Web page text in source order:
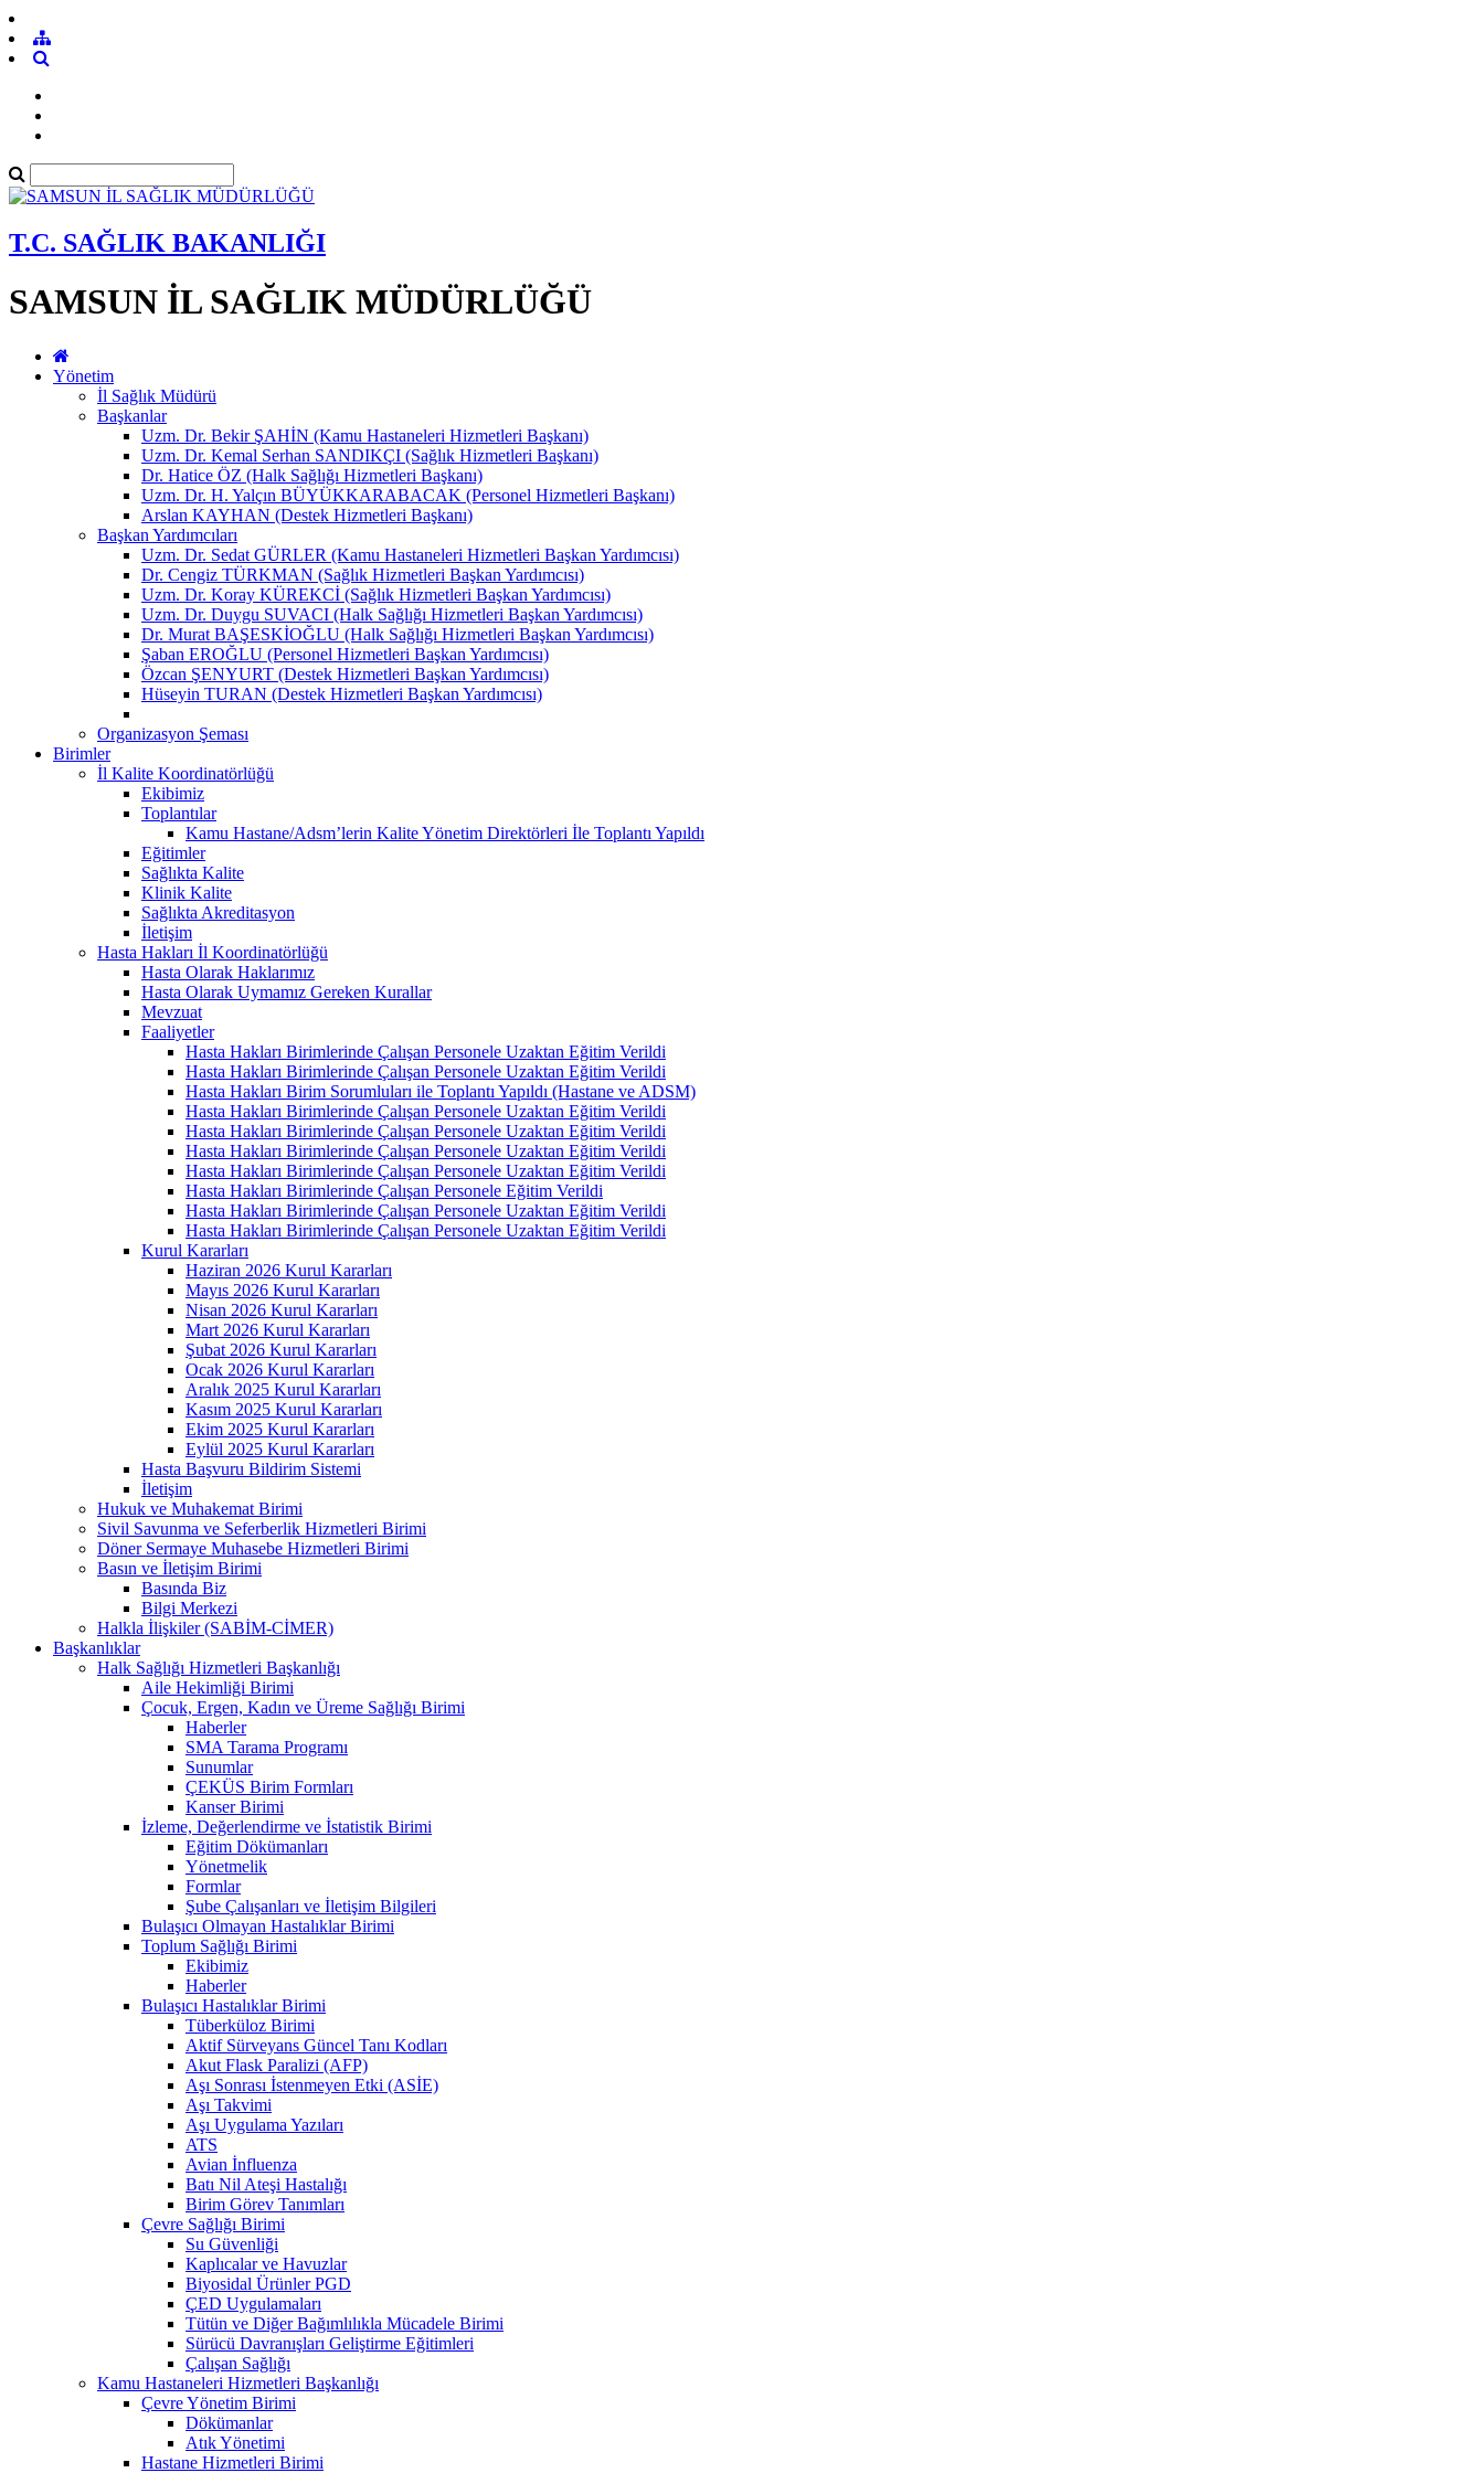
T.C. SAĞLIK BAKANLIĞI
SAMSUN İL SAĞLIK MÜDÜRLÜĞÜ
Yönetim
İl Sağlık Müdürü
Başkanlar
Uzm. Dr. Bekir ŞAHİN (Kamu Hastaneleri Hizmetleri Başkanı)
Uzm. Dr. Kemal Serhan SANDIKÇI (Sağlık Hizmetleri Başkanı)
Dr. Hatice ÖZ (Halk Sağlığı Hizmetleri Başkanı)
Uzm. Dr. H. Yalçın BÜYÜKKARABACAK (Personel Hizmetleri Başkanı)
Arslan KAYHAN (Destek Hizmetleri Başkanı)
Başkan Yardımcıları
Uzm. Dr. Sedat GÜRLER (Kamu Hastaneleri Hizmetleri Başkan Yardımcısı)
Dr. Cengiz TÜRKMAN (Sağlık Hizmetleri Başkan Yardımcısı)
Uzm. Dr. Koray KÜREKCİ (Sağlık Hizmetleri Başkan Yardımcısı)
Uzm. Dr. Duygu SUVACI (Halk Sağlığı Hizmetleri Başkan Yardımcısı)
Dr. Murat BAŞESKİOĞLU (Halk Sağlığı Hizmetleri Başkan Yardımcısı)
Şaban EROĞLU (Personel Hizmetleri Başkan Yardımcısı)
Özcan ŞENYURT (Destek Hizmetleri Başkan Yardımcısı)
Hüseyin TURAN (Destek Hizmetleri Başkan Yardımcısı)
Organizasyon Şeması
Birimler
İl Kalite Koordinatörlüğü
Ekibimiz
Toplantılar
Kamu Hastane/Adsm’lerin Kalite Yönetim Direktörleri İle Toplantı Yapıldı
Eğitimler
Sağlıkta Kalite
Klinik Kalite
Sağlıkta Akreditasyon
İletişim
Hasta Hakları İl Koordinatörlüğü
Hasta Olarak Haklarımız
Hasta Olarak Uymamız Gereken Kurallar
Mevzuat
Faaliyetler
Hasta Hakları Birimlerinde Çalışan Personele Uzaktan Eğitim Verildi
Hasta Hakları Birimlerinde Çalışan Personele Uzaktan Eğitim Verildi
Hasta Hakları Birim Sorumluları ile Toplantı Yapıldı (Hastane ve ADSM)
Hasta Hakları Birimlerinde Çalışan Personele Uzaktan Eğitim Verildi
Hasta Hakları Birimlerinde Çalışan Personele Uzaktan Eğitim Verildi
Hasta Hakları Birimlerinde Çalışan Personele Uzaktan Eğitim Verildi
Hasta Hakları Birimlerinde Çalışan Personele Uzaktan Eğitim Verildi
Hasta Hakları Birimlerinde Çalışan Personele Eğitim Verildi
Hasta Hakları Birimlerinde Çalışan Personele Uzaktan Eğitim Verildi
Hasta Hakları Birimlerinde Çalışan Personele Uzaktan Eğitim Verildi
Kurul Kararları
Haziran 2026 Kurul Kararları
Mayıs 2026 Kurul Kararları
Nisan 2026 Kurul Kararları
Mart 2026 Kurul Kararları
Şubat 2026 Kurul Kararları
Ocak 2026 Kurul Kararları
Aralık 2025 Kurul Kararları
Kasım 2025 Kurul Kararları
Ekim 2025 Kurul Kararları
Eylül 2025 Kurul Kararları
Hasta Başvuru Bildirim Sistemi
İletişim
Hukuk ve Muhakemat Birimi
Sivil Savunma ve Seferberlik Hizmetleri Birimi
Döner Sermaye Muhasebe Hizmetleri Birimi
Basın ve İletişim Birimi
Basında Biz
Bilgi Merkezi
Halkla İlişkiler (SABİM-CİMER)
Başkanlıklar
Halk Sağlığı Hizmetleri Başkanlığı
Aile Hekimliği Birimi
Çocuk, Ergen, Kadın ve Üreme Sağlığı Birimi
Haberler
SMA Tarama Programı
Sunumlar
ÇEKÜS Birim Formları
Kanser Birimi
İzleme, Değerlendirme ve İstatistik Birimi
Eğitim Dökümanları
Yönetmelik
Formlar
Şube Çalışanları ve İletişim Bilgileri
Bulaşıcı Olmayan Hastalıklar Birimi
Toplum Sağlığı Birimi
Ekibimiz
Haberler
Bulaşıcı Hastalıklar Birimi
Tüberküloz Birimi
Aktif Sürveyans Güncel Tanı Kodları
Akut Flask Paralizi (AFP)
Aşı Sonrası İstenmeyen Etki (ASİE)
Aşı Takvimi
Aşı Uygulama Yazıları
ATS
Avian İnfluenza
Batı Nil Ateşi Hastalığı
Birim Görev Tanımları
Çevre Sağlığı Birimi
Su Güvenliği
Kaplıcalar ve Havuzlar
Biyosidal Ürünler PGD
ÇED Uygulamaları
Tütün ve Diğer Bağımlılıkla Mücadele Birimi
Sürücü Davranışları Geliştirme Eğitimleri
Çalışan Sağlığı
Kamu Hastaneleri Hizmetleri Başkanlığı
Çevre Yönetim Birimi
Dökümanlar
Atık Yönetimi
Hastane Hizmetleri Birimi